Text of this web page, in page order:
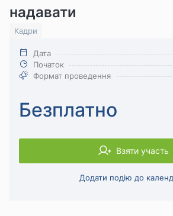
надавати
Кадри
Дата
Початок
Формат проведення
Безплатно
Взяти участь
Додати подію до